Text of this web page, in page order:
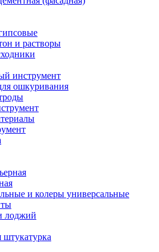
и растворы
инструмент
ошкуривания
и колеры универсальные
лоджий
штукатурка